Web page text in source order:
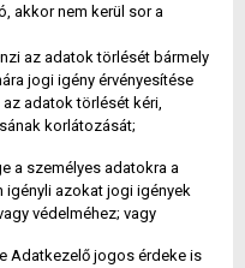
akkor nem kerül sor a
az adatok törlését bármely
jogi igény érvényesítése
adatok törlését kéri,
korlátozását;
a személyes adatokra a
igényli azokat jogi igények
védelméhez; vagy
Adatkezelő jogos érdeke is